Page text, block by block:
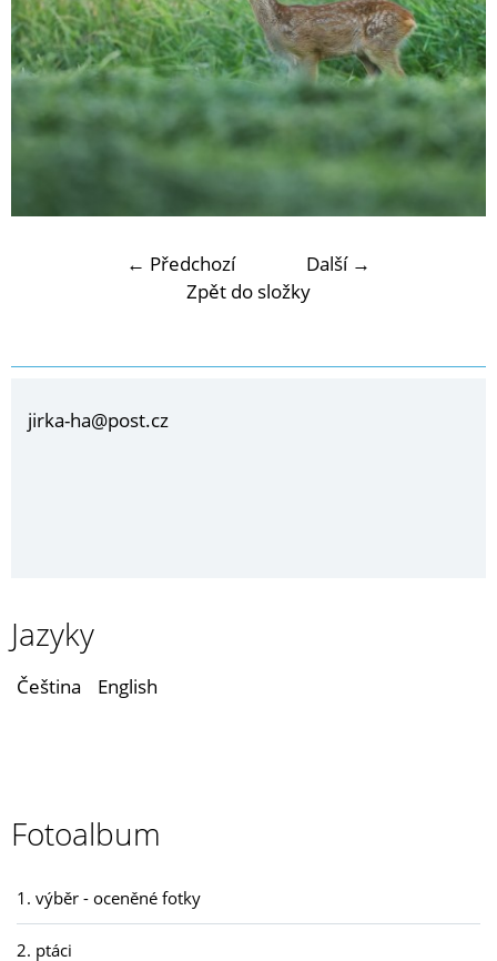
← Předchozí
Další →
Zpět do složky
jirka-ha@post.cz
Jazyky
Čeština English
Fotoalbum
1. výběr - oceněné fotky
2. ptáci